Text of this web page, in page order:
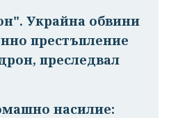
Украйна обвини
престъпление
преследвал
насилие: